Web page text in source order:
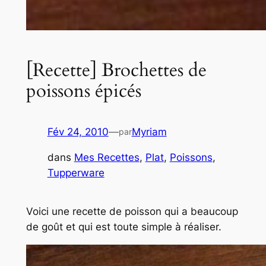
[Recette] Brochettes de
poissons épicés
Fév 24, 2010—parMyriam
dans Mes Recettes, Plat, Poissons
Tupperware
Voici une recette de poisson qui a beaucoup
de goût et qui est toute simple à réaliser.